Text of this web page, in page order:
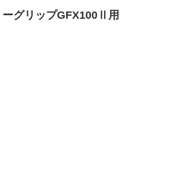
グリップGFX100Ⅱ用